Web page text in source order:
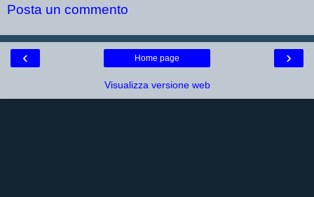
Posta un commento
‹ ›
Home page
Visualizza versione web